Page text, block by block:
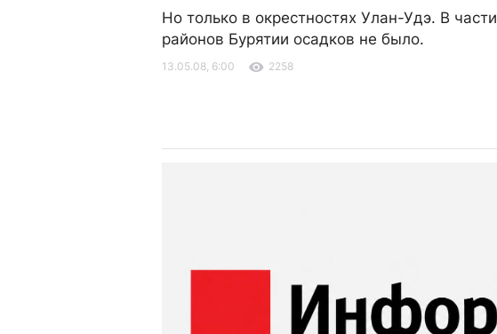
Но только в окрестностях Улан-Удэ. В части
районов Бурятии осадков не было.
13.05.08, 6:00 2258